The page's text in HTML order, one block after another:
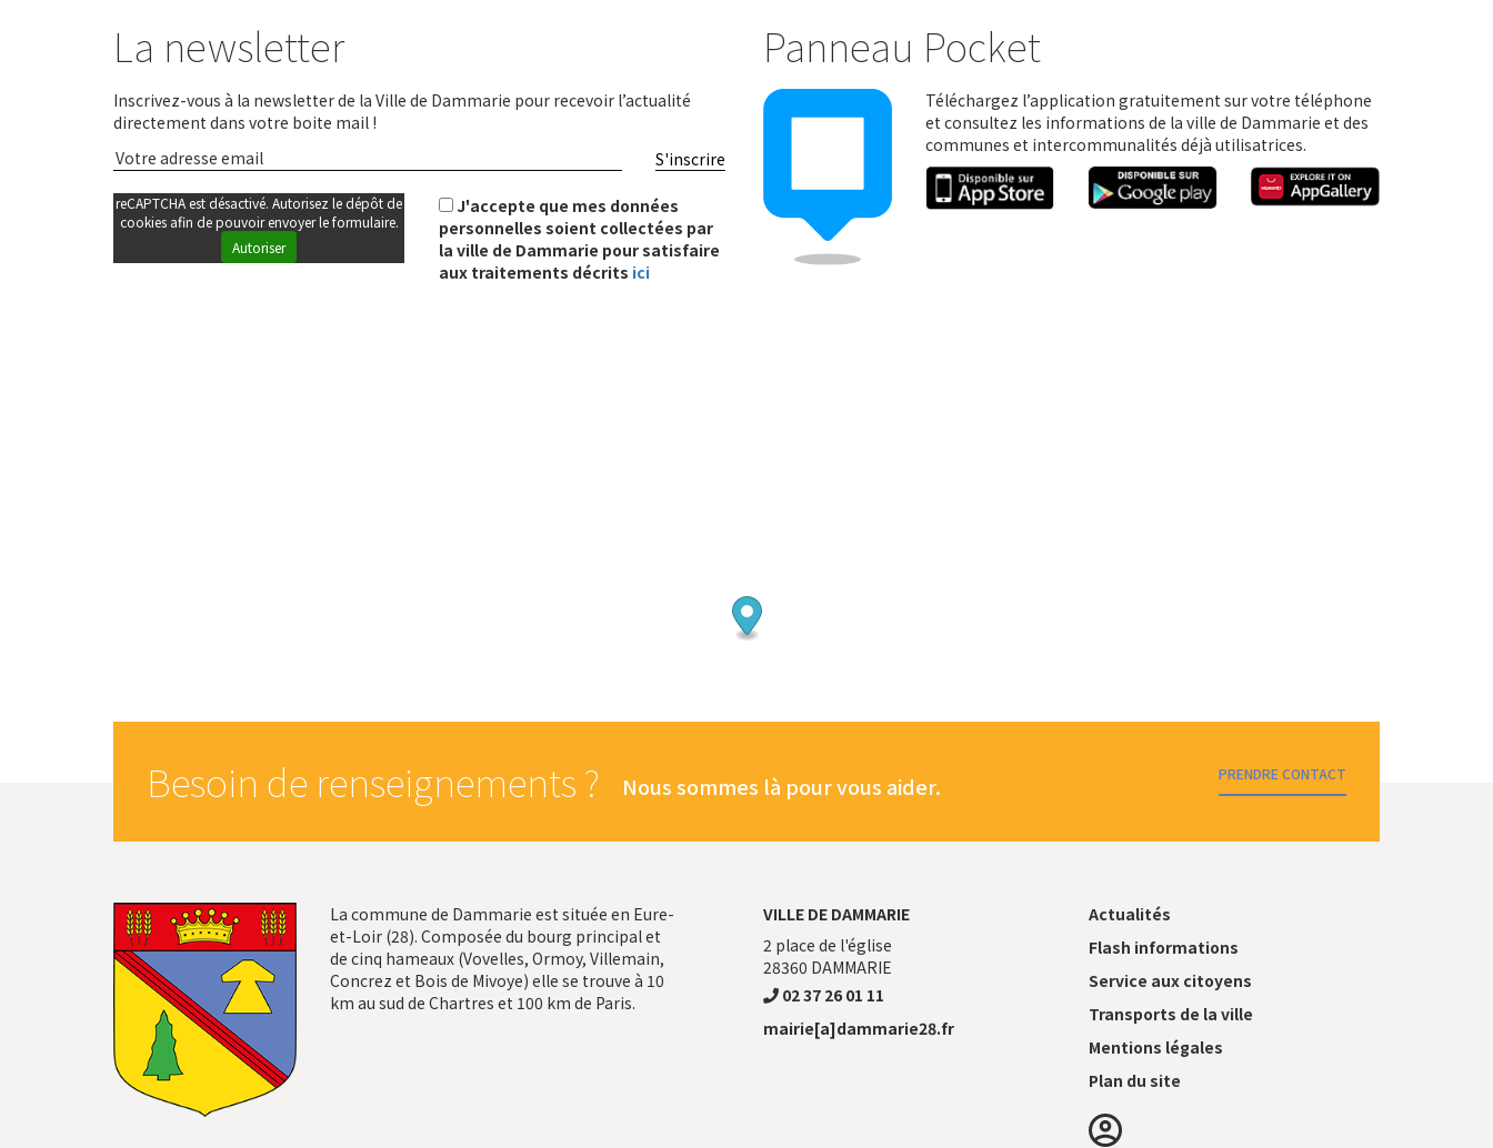
La newsletter
Inscrivez-vous à la newsletter de la Ville de Dammarie pour recevoir l’actualité
directement dans votre boite mail !
S'inscrire
reCAPTCHA est désactivé. Autorisez le dépôt de
cookies afin de pouvoir envoyer le formulaire.
Autoriser
J'accepte que mes données
personnelles soient collectées par
la ville de Dammarie pour satisfaire
aux traitements décrits ici
Panneau Pocket
Téléchargez l’application gratuitement sur votre téléphone
et consultez les informations de la ville de Dammarie et des
communes et intercommunalités déjà utilisatrices.
Besoin de renseignements ? Nous sommes là pour vous aider. PRENDRE CONTACT
La commune de Dammarie est située en Eure-
et-Loir (28). Composée du bourg principal et
de cinq hameaux (Vovelles, Ormoy, Villemain,
Concrez et Bois de Mivoye) elle se trouve à 10
km au sud de Chartres et 100 km de Paris.
VILLE DE DAMMARIE
2 place de l'église
28360 DAMMARIE
02 37 26 01 11
mairie[a]dammarie28.fr
Actualités
Flash informations
Service aux citoyens
Transports de la ville
Mentions légales
Plan du site